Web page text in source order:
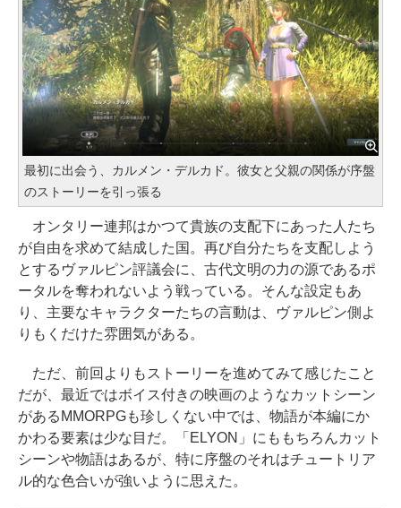
最初に出会う、カルメン・デルカド。彼女と父親の関係が序盤
のストーリーを引っ張る
オンタリー連邦はかつて貴族の支配下にあった人たち
が自由を求めて結成した国。再び自分たちを支配しよう
とするヴァルピン評議会に、古代文明の力の源であるポ
ータルを奪われないよう戦っている。そんな設定もあ
り、主要なキャラクターたちの言動は、ヴァルピン側よ
りもくだけた雰囲気がある。
ただ、前回よりもストーリーを進めてみて感じたこと
だが、最近ではボイス付きの映画のようなカットシーン
があるMMORPGも珍しくない中では、物語が本編にか
かわる要素は少な目だ。「ELYON」にももちろんカット
シーンや物語はあるが、特に序盤のそれはチュートリア
ル的な色合いが強いように思えた。